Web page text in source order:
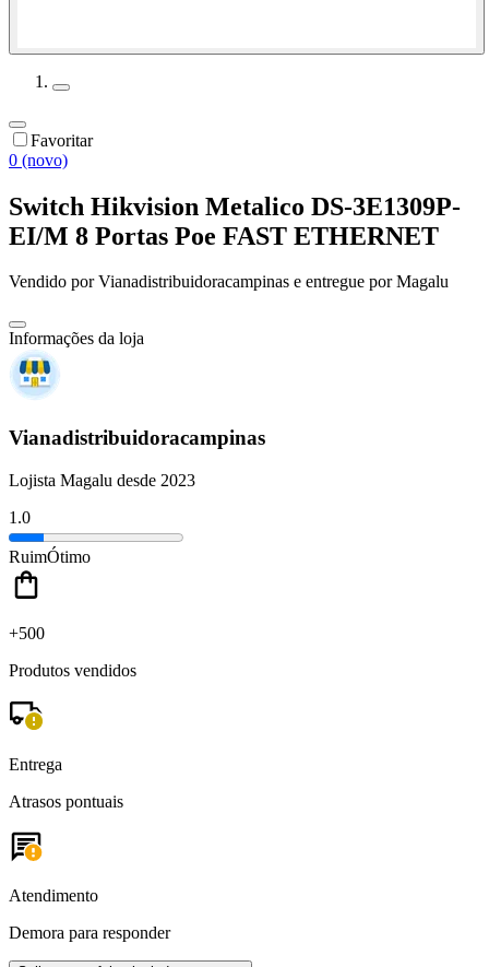
Favoritar
0 (novo)
Switch Hikvision Metalico DS-3E1309P-
EI/M 8 Portas Poe FAST ETHERNET
Vendido porVianadistribuidoracampinas e entregue por Magalu
Informações da loja
Vianadistribuidoracampinas
Lojista Magalu desde 2023
1.0
RuimÓtimo
+500
Produtos vendidos
Entrega
Atrasos pontuais
Atendimento
Demora para responder